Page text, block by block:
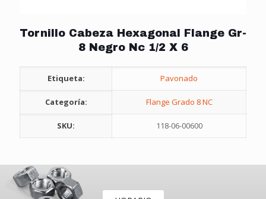
Tornillo Cabeza Hexagonal Flange Gr-
8 Negro Nc 1/2 X 6
Etiqueta: Pavonado
Categoría: Flange Grado 8 NC
SKU: 118-06-00600